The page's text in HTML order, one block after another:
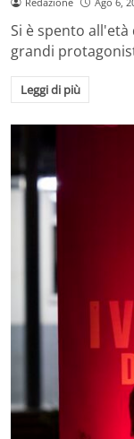
Si è spento all'età
grandi
Leggi di più